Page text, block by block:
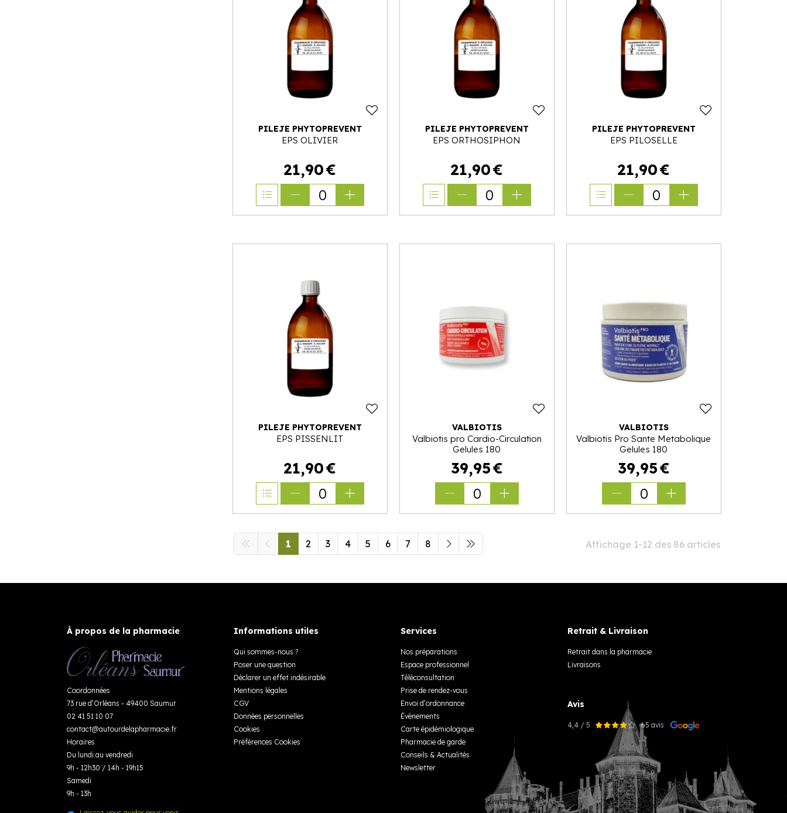
PILEJE PHYTOPREVENT
EPS OLIVIER
21,90€
0
PILEJE PHYTOPREVENT
EPS ORTHOSIPHON
21,90€
0
PILEJE PHYTOPREVENT
EPS PILOSELLE
21,90€
0
PILEJE PHYTOPREVENT
EPS PISSENLIT
21,90€
0
VALBIOTIS
Valbiotis pro Cardio-Circulation
Gelules 180
39,95€
0
VALBIOTIS
Valbiotis Pro Sante Metabolique
Gelules 180
39,95€
0
Affichage 1-12 des 86 articles
1 2 3 4 5 6 7 8
À propos de la pharmacie
Coordonnées
73 rue d’Orléans - 49400 Saumur
02 41 51 10 07
contact@autourdelapharmacie.fr
Horaires
Du lundi au vendredi
9h - 12h30 / 14h - 19h15
Samedi
9h - 13h
Informations utiles
Qui sommes-nous ?
Poser une question
Déclarer un effet indésirable
Mentions légales
CGV
Données personnelles
Cookies
Préférences Cookies
Services
Nos préparations
Espace professionnel
Téléconsultation
Prise de rendez-vous
Envoi d’ordonnance
Événements
Carte épidémiologique
Pharmacie de garde
Conseils & Actualités
Newsletter
Retrait & Livraison
Retrait dans la pharmacie
Livraisons
Avis
4,4 / 5 65 avis